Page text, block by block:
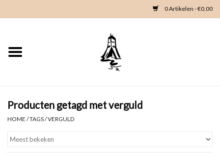
0 Artikelen - €0,00
Home
Kleding
Producten getagd met verguld
HOME /TAGS/VERGULD